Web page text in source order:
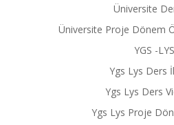
Üniversite
Üniversite Proje Dönem
YGS -LYS
Ygs Lys Ders
Ygs Lys Ders
Ygs Lys Proje